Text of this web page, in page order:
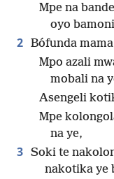
Mpe na
oyo
2 Bófunda
Mpo azali
mobali na
Asengeli
Mpe
na ye,
3 Soki te
nakotika ye